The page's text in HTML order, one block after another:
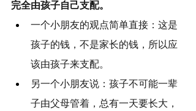
完全由孩子自己支配。
一个小朋友的观点简单直接：这是
孩子的钱，不是家长的钱，所以应
该由孩子来支配。
另一个小朋友说：孩子不可能一辈
子由父母管着，总有一天要长大，